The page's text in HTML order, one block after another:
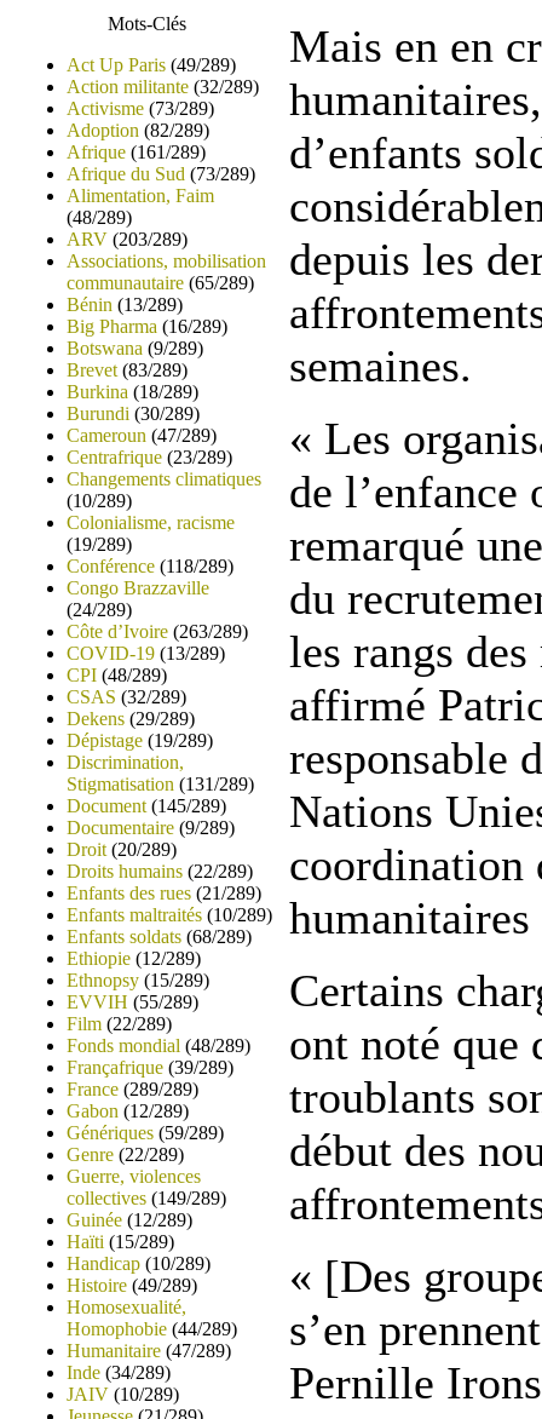
Mots-Clés
Act Up Paris (49/289)
Action militante (32/289)
Activisme (73/289)
Adoption (82/289)
Afrique (161/289)
Afrique du Sud (73/289)
Alimentation, Faim
(48/289)
ARV (203/289)
Associations, mobilisation
communautaire (65/289)
Bénin (13/289)
Big Pharma (16/289)
Botswana (9/289)
Brevet (83/289)
Burkina (18/289)
Burundi (30/289)
Cameroun (47/289)
Centrafrique (23/289)
Changements climatiques
(10/289)
Colonialisme, racisme
(19/289)
Conférence (118/289)
Congo Brazzaville
(24/289)
Côte d’Ivoire (263/289)
COVID-19 (13/289)
CPI (48/289)
CSAS (32/289)
Dekens (29/289)
Dépistage (19/289)
Discrimination,
Stigmatisation (131/289)
Document (145/289)
Documentaire (9/289)
Droit (20/289)
Droits humains (22/289)
Enfants des rues (21/289)
Enfants maltraités (10/289)
Enfants soldats (68/289)
Ethiopie (12/289)
Ethnopsy (15/289)
EVVIH (55/289)
Film (22/289)
Fonds mondial (48/289)
Françafrique (39/289)
France (289/289)
Gabon (12/289)
Génériques (59/289)
Genre (22/289)
Guerre, violences
collectives (149/289)
Guinée (12/289)
Haïti (15/289)
Handicap (10/289)
Histoire (49/289)
Homosexualité,
Homophobie (44/289)
Humanitaire (47/289)
Inde (34/289)
JAIV (10/289)
Mais en en
d’enfants
depuis les
semaines.
« Les
de l’enfance
remarqué
du
les rangs
affirmé
responsable
Nations
coordination
Certains
ont noté que
troublants
début des
« [Des
s’en
Pernille